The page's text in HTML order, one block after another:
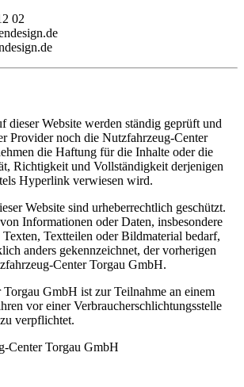
02
dieser Website werden ständig geprüft und
Provider noch die Nutzfahrzeug-Center
die Haftung für die Inhalte oder die
Richtigkeit und Vollständigkeit derjenigen
Hyperlink verwiesen wird.
Website sind urheberrechtlich geschützt.
Informationen oder Daten, insbesondere
Textteilen oder Bildmaterial bedarf,
anders gekennzeichnet, der vorherigen
Center Torgau GmbH.
GmbH ist zur Teilnahme an einem
vor einer Verbraucherschlichtungsstelle
verpflichtet.
Center Torgau GmbH